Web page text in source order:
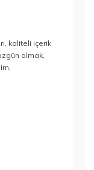
, kaliteli içerik
olmak,
,